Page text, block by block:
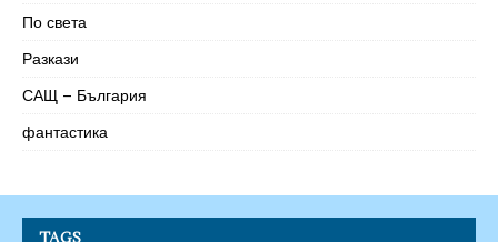
По света
Разкази
САЩ – България
фантастика
TAGS